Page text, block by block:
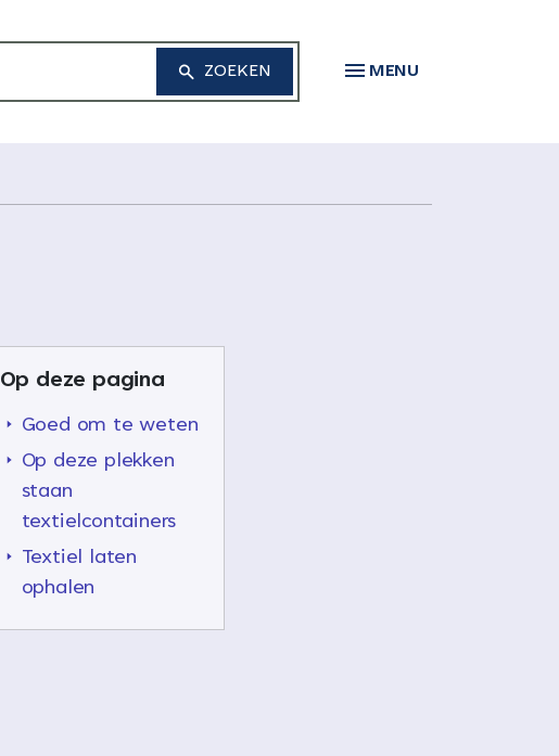
MENU
Op deze pagina
Goed om te weten
Op deze plekken
staan
textielcontainers
Textiel laten
ophalen